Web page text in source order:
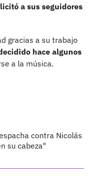
a sus seguidores
gracias a su trabajo
hace algunos
a la música.
contra Nicolás
su cabeza"